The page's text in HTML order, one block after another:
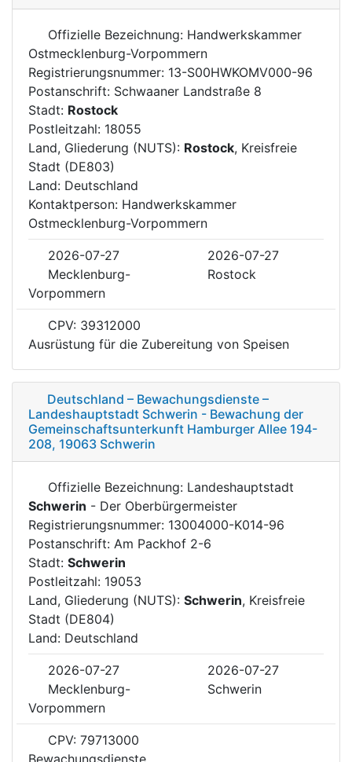
Offizielle Bezeichnung: Handwerkskammer
Ostmecklenburg-Vorpommern
Registrierungsnummer: 13-S00HWKOMV000-96
Postanschrift: Schwaaner Landstraße 8
Stadt: Rostock
Postleitzahl: 18055
Land, Gliederung (NUTS): Rostock, Kreisfreie
Stadt (DE803)
Land: Deutschland
Kontaktperson: Handwerkskammer
Ostmecklenburg-Vorpommern
2026-07-27
2026-07-27
Mecklenburg-
Vorpommern
Rostock
CPV: 39312000
Ausrüstung für die Zubereitung von Speisen
Deutschland – Bewachungsdienste –
Landeshauptstadt Schwerin - Bewachung der
Gemeinschaftsunterkunft Hamburger Allee 194-
208, 19063 Schwerin
Offizielle Bezeichnung: Landeshauptstadt
Schwerin - Der Oberbürgermeister
Registrierungsnummer: 13004000-K014-96
Postanschrift: Am Packhof 2-6
Stadt: Schwerin
Postleitzahl: 19053
Land, Gliederung (NUTS): Schwerin, Kreisfreie
Stadt (DE804)
Land: Deutschland
2026-07-27
2026-07-27
Mecklenburg-
Vorpommern
Schwerin
CPV: 79713000
Bewachungsdienste